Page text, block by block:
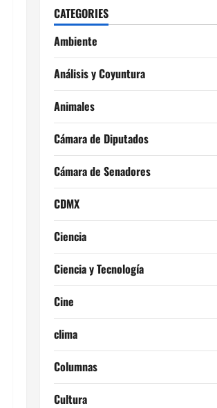
CATEGORIES
Ambiente
Análisis y Coyuntura
Animales
Cámara de Diputados
Cámara de Senadores
CDMX
Ciencia
Ciencia y Tecnología
Cine
clima
Columnas
Cultura